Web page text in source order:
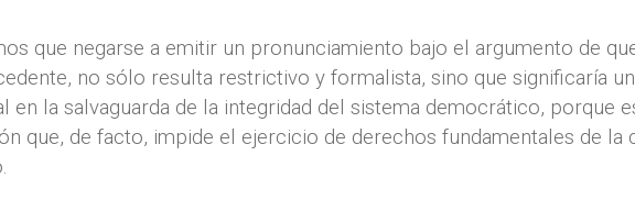
que negarse a emitir un pronunciamiento bajo el argumento de
no sólo resulta restrictivo y formalista, sino que significaría
en la salvaguarda de la integridad del sistema democrático, porque
que, de facto, impide el ejercicio de derechos fundamentales de la